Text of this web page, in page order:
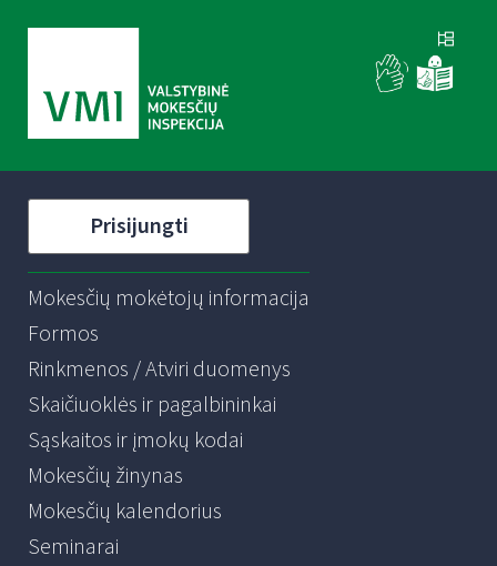
Prisijungti
Mokesčių mokėtojų informacija
Formos
Rinkmenos / Atviri duomenys
Skaičiuoklės ir pagalbininkai
Sąskaitos ir įmokų kodai
Mokesčių žinynas
Mokesčių kalendorius
Seminarai